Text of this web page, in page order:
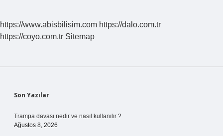
https://www.abisbilisim.com https://dalo.com.tr
https://coyo.com.tr Sitemap
Sidebar
Son Yazılar
Trampa davası nedir ve nasıl kullanılır ?
Ağustos 8, 2026